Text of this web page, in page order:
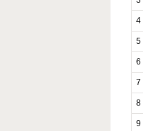
4
5
6
7
8
9